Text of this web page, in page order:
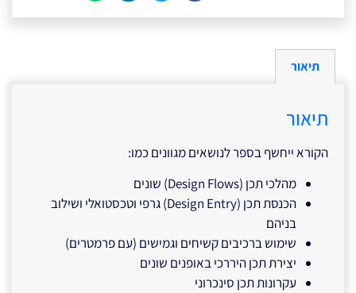
תיאור
תיאור
הקורא ייחשף בספר לנושאים מגוונים כמו:
מהלכי תכן (Design Flows) שונים
הכנסת תכן (Design Entry) גרפי וטכסטואלי ושילוב
בניהם
שימוש ברכיבים קשיחים וגמישים (עם פרמטרים)
יצירת תכן היררכי באופנים שונים
עקרונות תכן סינכרוני